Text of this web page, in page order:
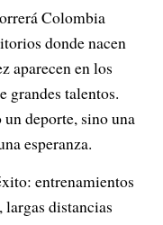
Colombia
donde nacen
aparecen en los
grandes talentos.
deporte, sino una
esperanza.
entrenamientos
distancias